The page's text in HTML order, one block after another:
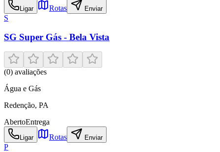
Ligar Rotas Enviar
S
SG Super Gás - Bela Vista
(0) avaliações
Água e Gás
Redenção, PA
AbertoEntrega
Ligar Rotas Enviar
P